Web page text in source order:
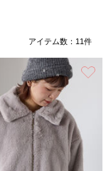
アイテム数： 11件